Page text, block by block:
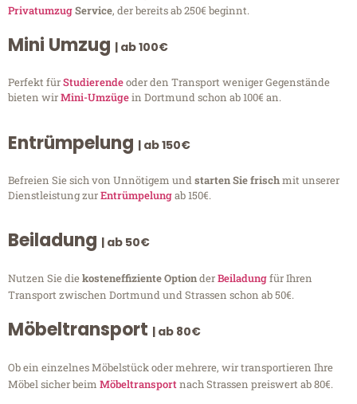
PrivatumzugService, der bereits ab 250€ beginnt.
Mini Umzug | ab 100€
Perfekt fürStudierendeoder den Transport weniger Gegenstände
bieten wirMini-Umzügein Dortmund schon ab 100€ an.
Entrümpelung | ab 150€
Befreien Sie sich von Unnötigem undstarten Sie frischmit unserer
Dienstleistung zurEntrümpelungab 150€.
Beiladung | ab 50€
Nutzen Sie diekosteneffiziente OptionderBeiladungfür Ihren
Transport zwischen Dortmund und Strassen schon ab 50€.
Möbeltransport | ab 80€
Ob ein einzelnes Möbelstück oder mehrere, wir transportieren Ihre
Möbel sicher beim Möbeltransportnach Strassen preiswert ab 80€.